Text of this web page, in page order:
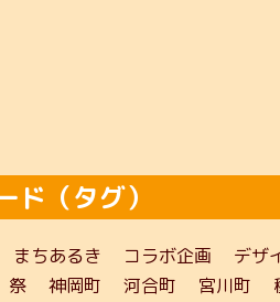
ド（タグ）
まちあるき コラボ企画 デザ
祭 神岡町 河合町 宮川町